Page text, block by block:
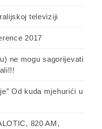
televiziji
2017
ne mogu sagorijevati
Od kuda mjehurići u
820 AM,